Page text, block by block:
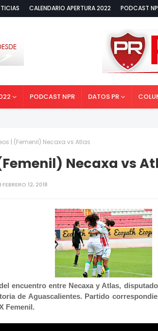
CALENDARIO APERTURA 2022 PODCAST
PODCAST NPR DATOS PR
| (Femenil) Necaxa vs Atlas
Necaxa vs
FEBRERO 12, 2018
encuentro entre Necaxa y Atlas,
de Aguascalientes. Partido
Femenil.